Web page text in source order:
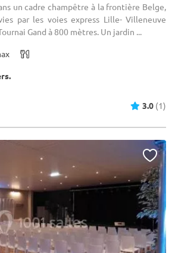
un cadre champêtre à la frontière Belge,
par les voies express Lille- Villeneuve
Gand à 800 mètres. Un jardin ...
3.0 (1)